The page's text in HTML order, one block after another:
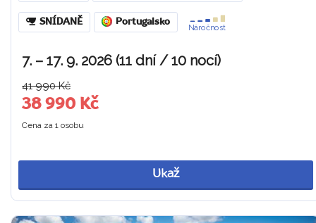
SNÍDANĚ Portugalsko
Náročnost
7. – 17. 9. 2026 (11 dní / 10 nocí)
41 990 Kč
38 990 Kč
Cena za 1 osobu
Ukaž